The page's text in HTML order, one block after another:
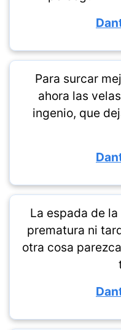
Para surcar
ahora las
ingenio, que
La espada de
prematura ni
otra cosa